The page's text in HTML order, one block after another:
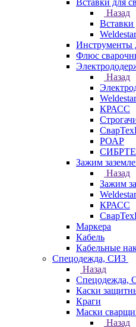
Вставки для
Назад
Вставки
Weldestar
Инструменты
Флюс
Назад
Weldestar
КРАСС
РОАР
Зажим
Назад
Зажим
Weldestar
КРАСС
Маркера
Кабель
Кабельные
Спецодежда, СИЗ
Назад
Спецодежда,
Каски
Краги
Маски
Назад